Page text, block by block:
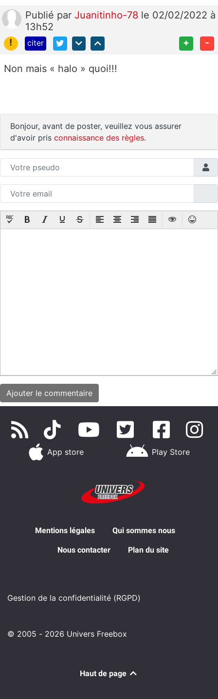
Publié par Juanitinho-78 le 02/02/2022 à
13h52
!
citer + -
Non mais « halo » quoi!!!
Bonjour, avant de poster, veuillez vous assurer
d'avoir pris connaissance des règles.
App store Play Store
Mentions légales Qui sommes nous
Nous contacter Plan du site
Gestion de la confidentialité (RGPD)
© 2005 - 2026 Univers Freebox
Haut de page